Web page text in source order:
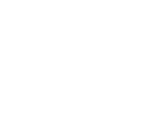
om uitbetalingsafschrift
dat een verzoek om
en probeert het
is geslaagd, sluit de
case en wordt de